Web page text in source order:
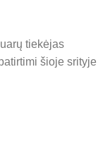
tiekėjas
šioje srityje